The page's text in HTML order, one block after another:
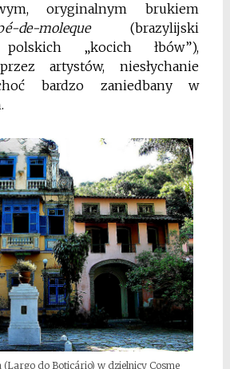
oryginalnym brukiem
de-moleque(brazylijski
polskich „kocich łbów”),
artystów, niesłychanie
bardzo zaniedbany w
(Largo do Boticário) w dzielnicy Cosme